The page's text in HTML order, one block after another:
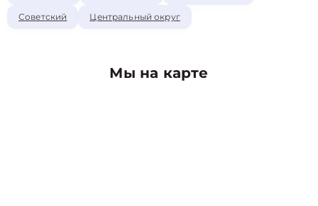
Советский Центральный округ
Мы на карте